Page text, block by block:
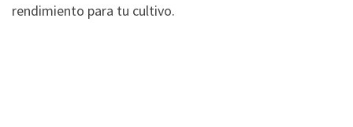
rendimiento para tu cultivo.